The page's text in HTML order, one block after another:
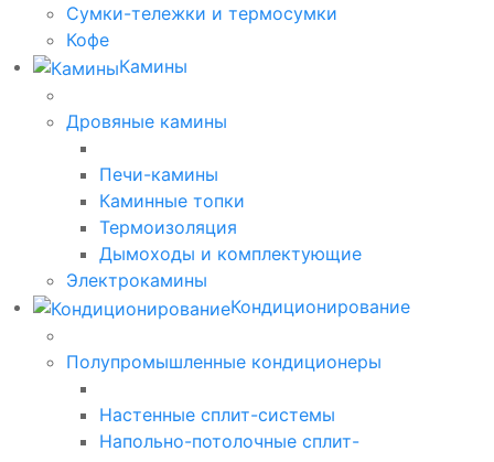
Сумки-тележки и термосумки
Кофе
Камины
Дровяные камины
Печи-камины
Каминные топки
Термоизоляция
Дымоходы и комплектующие
Электрокамины
Кондиционирование
Полупромышленные кондиционеры
Настенные сплит-системы
Напольно-потолочные сплит-